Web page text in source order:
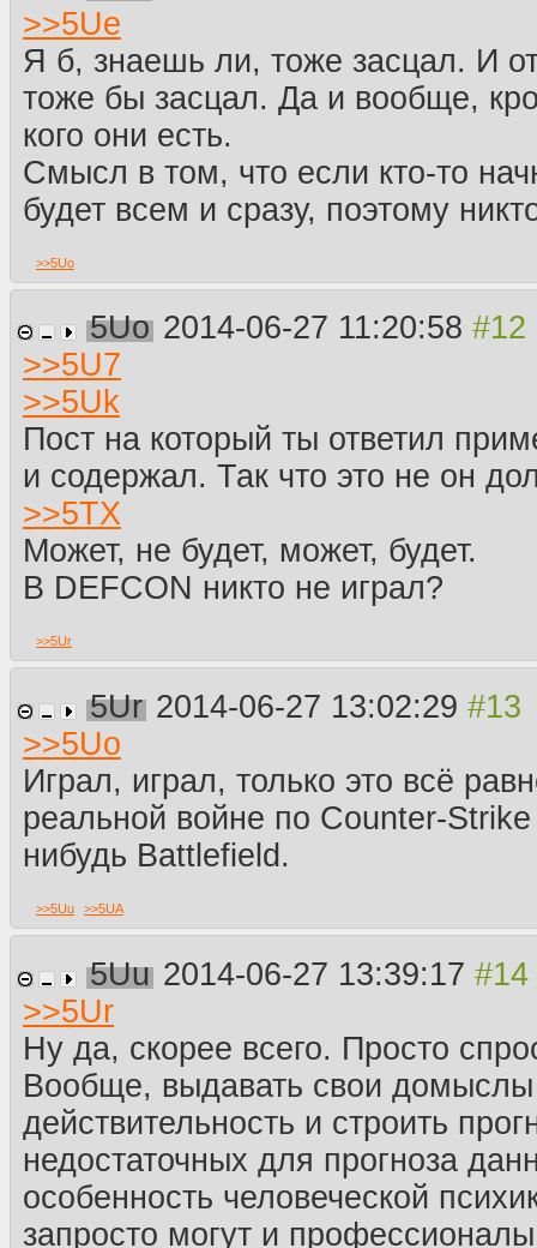
>>5Ue
Я б, знаешь ли, тоже засцал. И от
тоже бы засцал. Да и вообще,
кого они есть.
Смысл в том, что если кто-то
будет всем и сразу, поэтому
>>5Uo
5Uo 2014-06-27 11:20:58
>>5U7
>>5Uk
Пост на который ты ответил
и содержал. Так что это не он
>>5TX
Может, не будет, может, будет.
В DEFCON никто не играл?
>>5Ur
5Ur 2014-06-27 13:02:29
>>5Uo
Играл, играл, только это всё
реальной войне по Counter-
нибудь Battlefield.
>>5Uu >>5UA
5Uu 2014-06-27 13:39:17
>>5Ur
Ну да, скорее всего. Просто
Вообще, выдавать свои домыслы
действительность и строить
недостаточных для прогноза
особенность человеческой
запросто могут и